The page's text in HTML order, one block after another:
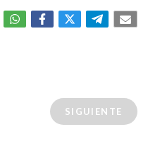
SIGUIENTE